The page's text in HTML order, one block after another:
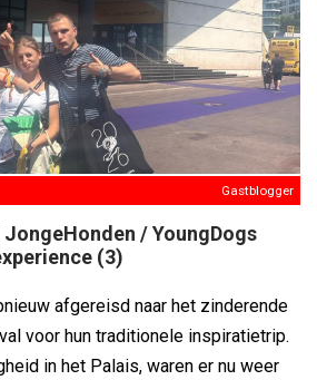
Gastblogger
/ YoungDogs
(3)
afgereisd naar het zinderende
voor hun traditionele inspiratietrip.
in het Palais, waren er nu weer